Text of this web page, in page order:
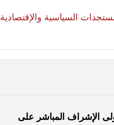
السياسية والإقتصادية
الإشراف المباشر على